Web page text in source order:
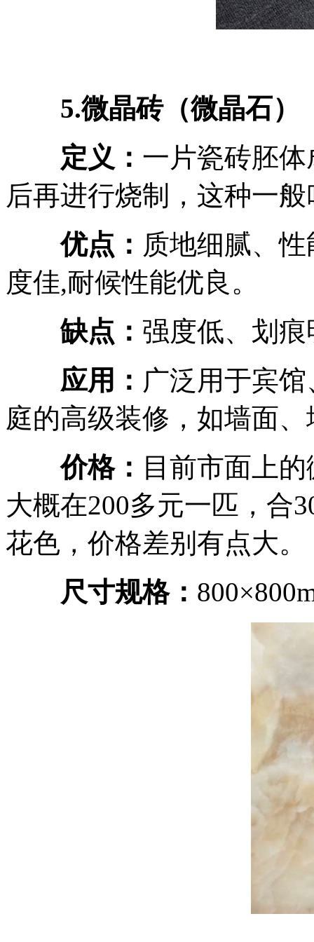
5.微晶砖（微晶石）
定义： 一片瓷砖胚
后再进行烧制，这种一
优点： 质地细腻、
度佳,耐候性能优良。
缺点： 强度低、划
应用： 广泛用于宾
庭的高级装修，如墙面
价格： 目前市面上
大概在200多元一匹，合
花色，价格差别有点大
尺寸规格：